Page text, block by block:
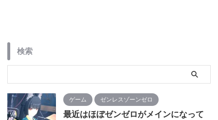
以前からの続き。 夜蘭の天賦
をカンストさせました。 そ
して、なんとなく引いた武器
てました ...
検索
ゲーム ゼンレスゾーンゼロ
最近はほぼゼンゼロがメインになって